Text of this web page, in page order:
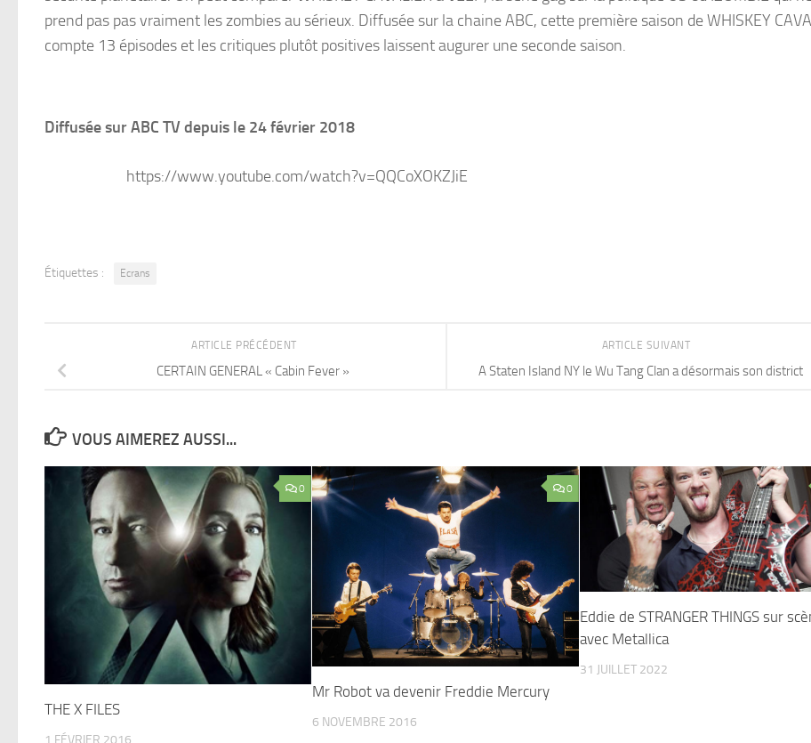
prend pas pas vraiment les zombies au sérieux. Diffusée sur la chaine ABC, cette première saison de WHISKEY
compte 13 épisodes et les critiques plutôt positives laissent augurer une seconde saison.
Diffusée sur ABC TV depuis le 24 février 2018
https://www.youtube.com/watch?v=QQCoXOKZJiE
Étiquettes : Ecrans
ARTICLE SUIVANT
A Staten Island NY le Wu Tang Clan a désormais son district
ARTICLE PRÉCÉDENT
CERTAIN GENERAL « Cabin Fever »
VOUS AIMEREZ AUSSI...
0
THE X FILES
1 FÉVRIER 2016
0
Mr Robot va devenir Freddie Mercury
6 NOVEMBRE 2016
Eddie de STRANGER THINGS sur
avec Metallica
31 JUILLET 2022